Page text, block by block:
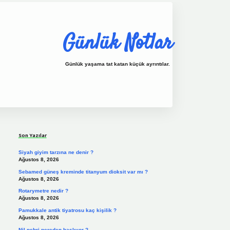
Günlük Notlar
Günlük yaşama tat katan küçük ayrıntılar.
Son Yazılar
Siyah giyim tarzına ne denir ?
Ağustos 8, 2026
Sebamed güneş kreminde titanyum dioksit var mı ?
Ağustos 8, 2026
Rotarymetre nedir ?
Ağustos 8, 2026
Pamukkale antik tiyatrosu kaç kişilik ?
Ağustos 8, 2026